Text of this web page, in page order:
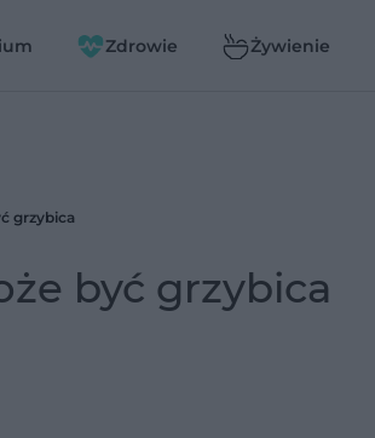
Zdrowie Żywienie
grzybica
być grzybica